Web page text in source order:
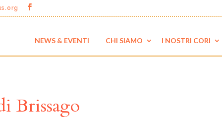
NEWS & EVENTI CHI SIAMO I NOSTRI CORI
Brissago